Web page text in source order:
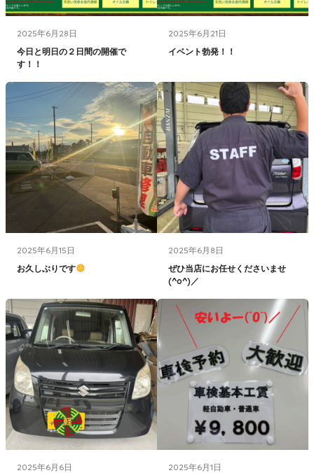
2025年6月28日
今日と明日の２日間の開催で
す！！
2025年6月21日
イベント勃発！！
2025年6月15日
お久しぶりです
2025年6月8日
ぜひ当店にお任せくださいませ
(^o^)／
2025年6月6日
2025年6月1日